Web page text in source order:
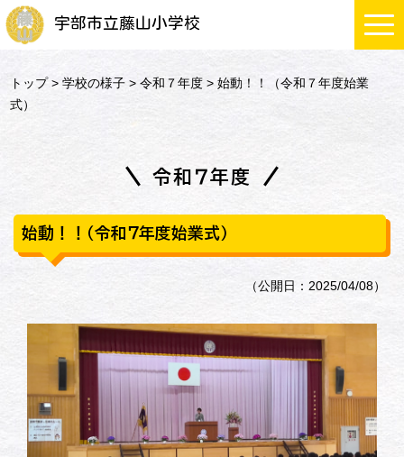
宇部市立藤山小学校
トップ>学校の様子 >令和７年度 > 始動！！（令和７年度始業
式）
令和７年度
始動！！（令和７年度始業式）
（公開日：2025/04/08）